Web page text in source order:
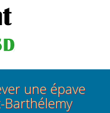
une épave